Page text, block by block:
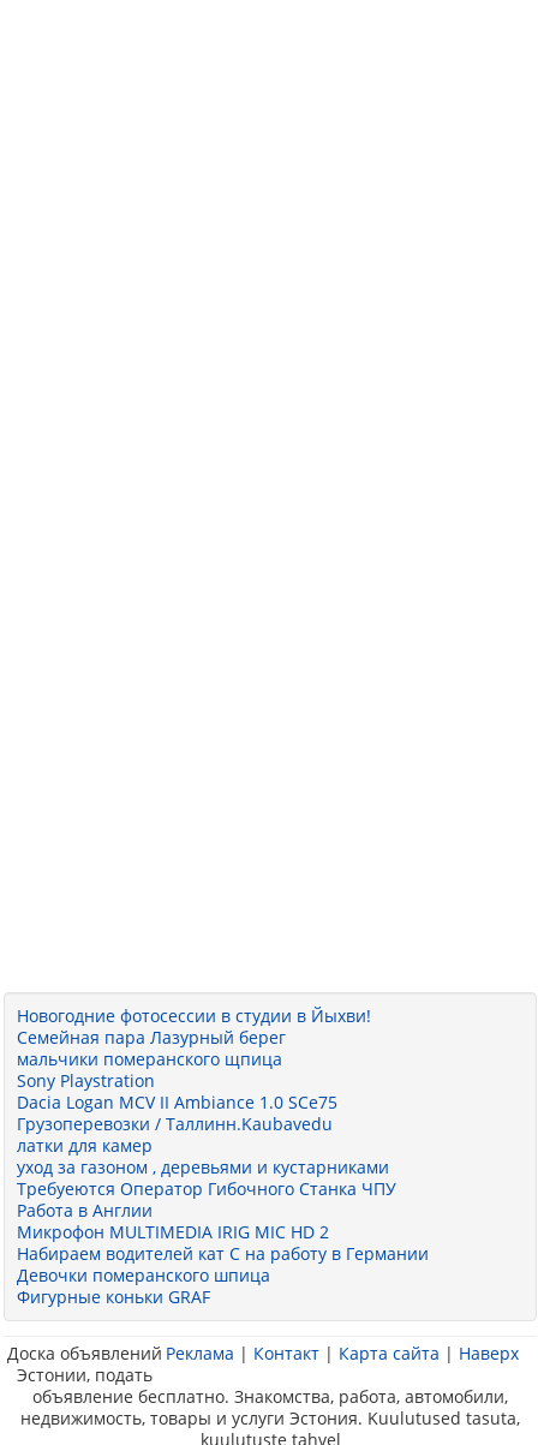
Новогодние фотосессии в студии в Йыхви!
Семейная пара Лазурный берег
мальчики померанского щпица
Sony Playstration
Dacia Logan MCV II Ambiance 1.0 SCe75
Грузоперевозки / Таллинн.Kaubavedu
латки для камер
уход за газоном , деревьями и кустарниками
Требуеются Оператор Гибочного Станка ЧПУ
Работа в Англии
Микрофон MULTIMEDIA IRIG MIC HD 2
Набираем водителей кат С на работу в Германии
Девочки померанского шпица
Фигурные коньки GRAF
Реклама | Контакт | Карта сайта | Наверх
Доска объявлений
Эстонии, подать
объявление бесплатно. Знакомства, работа, автомобили,
недвижимость, товары и услуги Эстония. Kuulutused tasuta,
kuulutuste tahvel